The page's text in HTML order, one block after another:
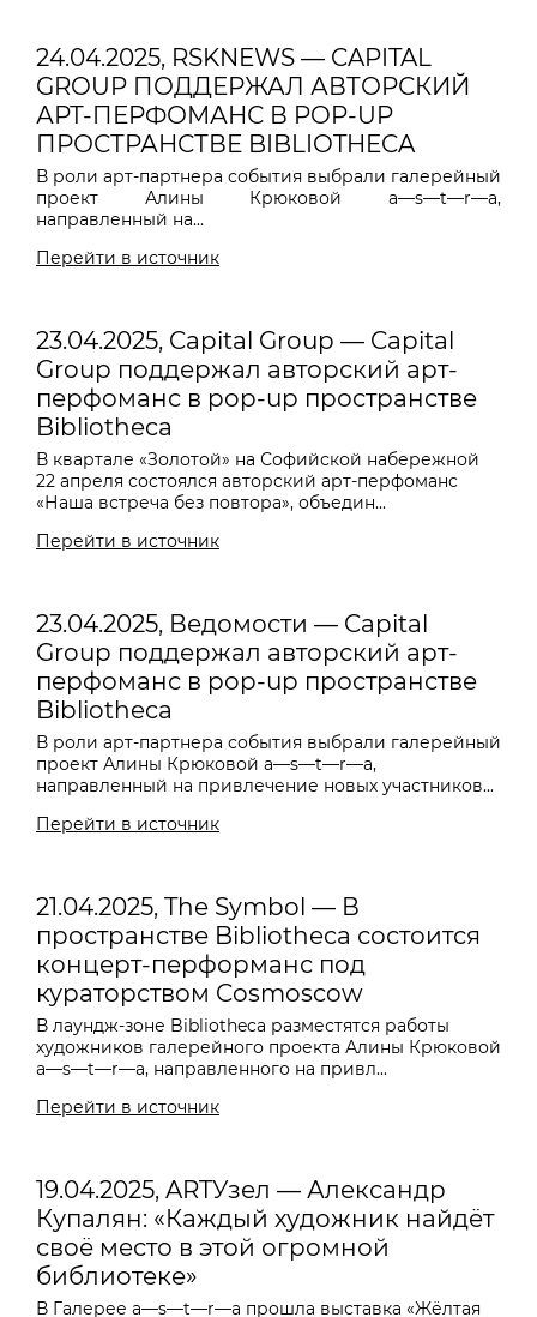
24.04.2025, RSKNEWS — CAPITAL
GROUP ПОДДЕРЖАЛ АВТОРСКИЙ
АРТ-ПЕРФОМАНС В POP-UP
ПРОСТРАНСТВЕ BIBLIOTHECA
В роли арт-партнера события выбрали галерейный
проект Алины Крюковой a—s—t—r—a,
направленный на...
Перейти в источник
23.04.2025, Capital Group — Capital
Group поддержал авторский арт-
перфоманс в pop-up пространстве
Bibliotheca
В квартале «Золотой» на Софийской набережной
22 апреля состоялся авторский арт-перфоманс
«Наша встреча без повтора», объедин...
Перейти в источник
23.04.2025, Ведомости — Capital
Group поддержал авторский арт-
перфоманс в pop-up пространстве
Bibliotheca
В роли арт-партнера события выбрали галерейный
проект Алины Крюковой a—s—t—r—a,
направленный на привлечение новых участников...
Перейти в источник
21.04.2025, The Symbol — В
пространстве Bibliotheca состоится
концерт-перформанс под
кураторством Cosmoscow
В лаундж-зоне Bibliotheca разместятся работы
художников галерейного проекта Алины Крюковой
a—s—t—r—a, направленного на привл...
Перейти в источник
19.04.2025, ARTУзел — Александр
Купалян: «Каждый художник найдёт
своё место в этой огромной
библиотеке»
В Галерее a—s—t—r—a прошла выставка «Жёлтая